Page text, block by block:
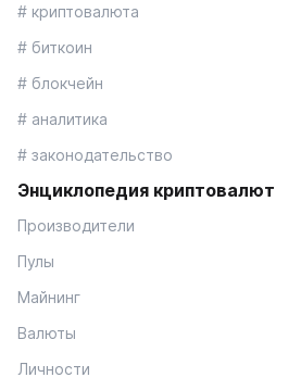
# криптовалюта
# биткоин
# блокчейн
# аналитика
# законодательство
Энциклопедия криптовалют
Производители
Пулы
Майнинг
Валюты
Личности